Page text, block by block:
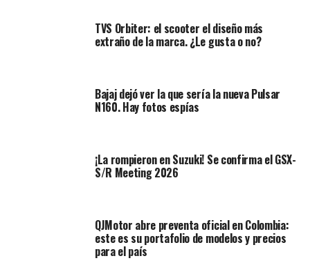
La familia de Suzuki crece. La línea 2026
incluye las motos GSX-R 40th Edition y la DR-Z4S+
TVS Orbiter: el scooter el diseño más
extraño de la marca. ¿Le gusta o no?
Bajaj dejó ver la que sería la nueva Pulsar
N160. Hay fotos espías
¡La rompieron en Suzuki! Se confirma el GSX-
S/R Meeting 2026
QJMotor abre preventa oficial en Colombia:
este es su portafolio de modelos y precios
para el país